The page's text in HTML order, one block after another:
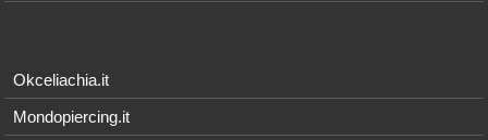
Okceliachia.it
Mondopiercing.it